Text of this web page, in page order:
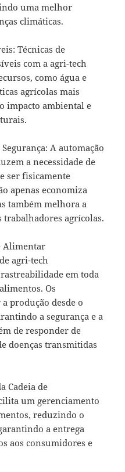
uma melhor
climáticas.
Técnicas de
com a agri-tech
como água e
agrícolas mais
impacto ambiental e
A automação
a necessidade de
ser fisicamente
apenas economiza
também melhora a
trabalhadores agrícolas.
Alimentar
agri-tech
em toda
Os
produção desde o
a segurança e a
de responder de
doenças transmitidas
Cadeia de
um gerenciamento
reduzindo o
a entrega
aos consumidores e